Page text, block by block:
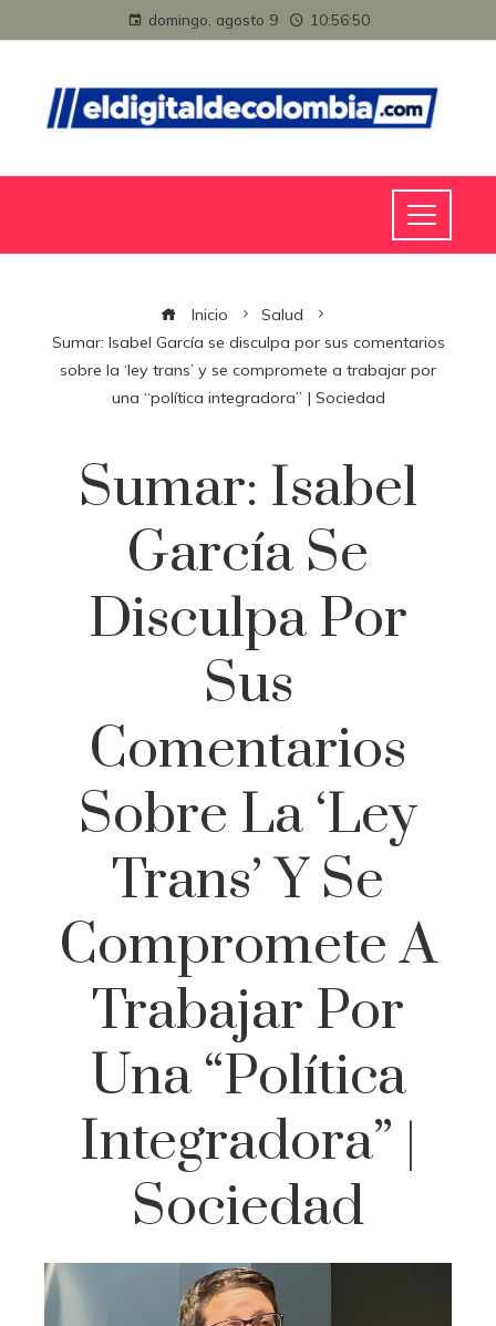
domingo, agosto 9 10:56:51
Inicio
Salud
Sumar: Isabel García se disculpa por sus comentarios
sobre la ‘ley trans’ y se compromete a trabajar por
una “política integradora” | Sociedad
Sumar: Isabel
García Se
Disculpa Por
Sus
Comentarios
Sobre La ‘ley
Trans’ Y Se
Compromete A
Trabajar Por
Una “política
Integradora” |
Sociedad